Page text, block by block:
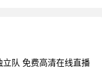
队 免费高清在线直播